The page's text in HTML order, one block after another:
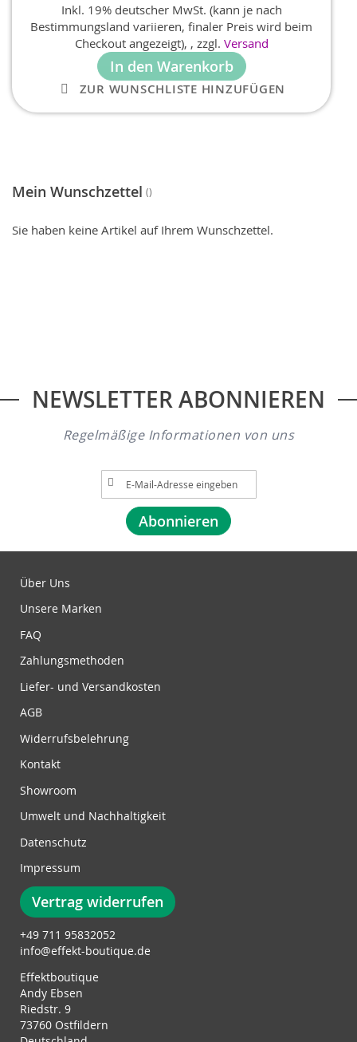
is heard, allowing anyone to easily accompany a
song. Omnichord does not require any previous
musical experience with an instrument, or even
knowledge of staff notation.
Inkl. 19% deutscher MwSt. (kann je nach
Bestimmungsland variieren, finaler Preis wird beim
Checkout angezeigt), , zzgl. Versand
In den Warenkorb
ZUR WUNSCHLISTE HINZUFÜGEN
Mein Wunschzettel
Sie haben keine Artikel auf Ihrem Wunschzettel.
NEWSLETTER ABONNIEREN
Regelmäßige Informationen von uns
g
m
e
l
e
Abonnieren
Über Uns
Unsere Marken
FAQ
Zahlungsmethoden
Liefer- und Versandkosten
AGB
Widerrufsbelehrung
Kontakt
Showroom
Umwelt und Nachhaltigkeit
Datenschutz
Impressum
Vertrag widerrufen
+49 711 95832052
info@effekt-boutique.de
Effektboutique
Andy Ebsen
Riedstr. 9
73760 Ostfildern